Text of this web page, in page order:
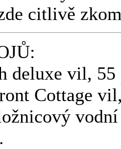
citlivě
deluxe vil,
Cottage